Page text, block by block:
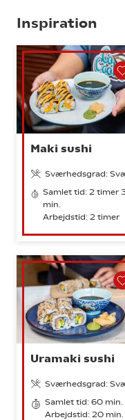
Inspiration
Maki sushi
Sværhedsgrad:
Samlet tid: 2 timer
min.
Arbejdstid: 2 timer
Uramaki sushi
Sværhedsgrad:
Samlet tid: 60 min.
Arbejdstid: 20 min.